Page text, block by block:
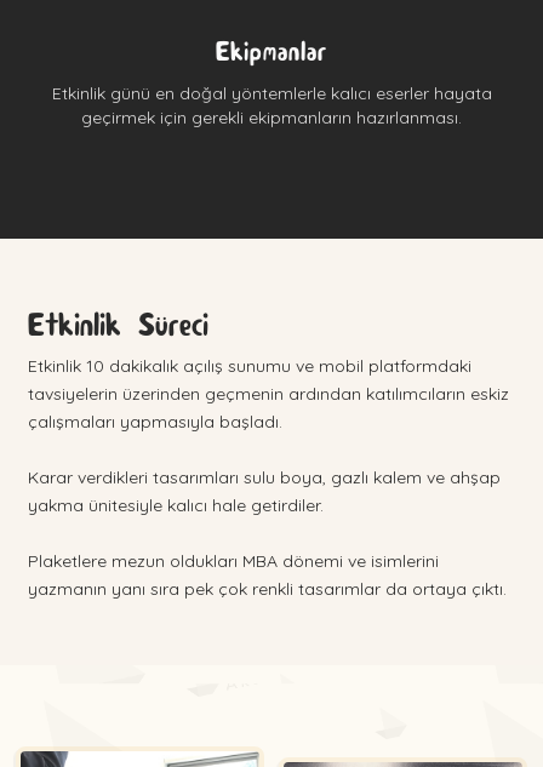
Ekipmanlar
Etkinlik günü en doğal yöntemlerle kalıcı eserler hayata
geçirmek için gerekli ekipmanların hazırlanması.
Etkinlik Süreci
Etkinlik 10 dakikalık açılış sunumu ve mobil platformdaki
tavsiyelerin üzerinden geçmenin ardından katılımcıların eskiz
çalışmaları yapmasıyla başladı.
Karar verdikleri tasarımları sulu boya, gazlı kalem ve ahşap
yakma ünitesiyle kalıcı hale getirdiler.
Plaketlere mezun oldukları MBA dönemi ve isimlerini
yazmanın yanı sıra pek çok renkli tasarımlar da ortaya çıktı.